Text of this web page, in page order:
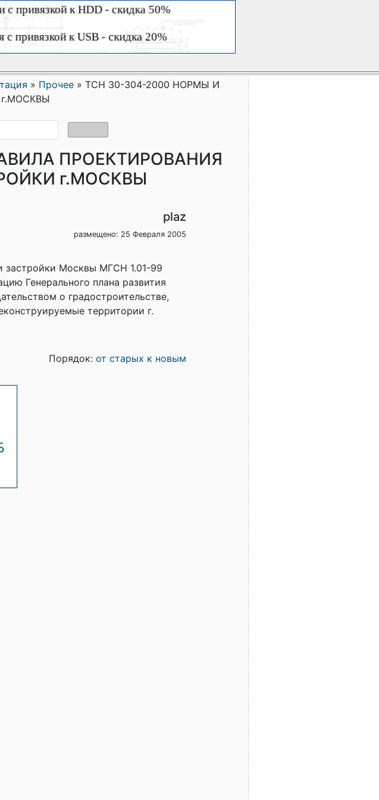
» Прочее » ТСН 30-304-2000 НОРМЫ И
ПРОЕКТИРОВАНИЯ
г.МОСКВЫ
plaz
размещено: 25 Февраля 2005
застройки Москвы МГСН 1.01-99
Генерального плана развития
о градостроительстве,
территории г.
Порядок: от старых к новым